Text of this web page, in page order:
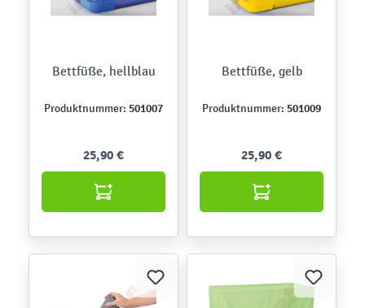
Bettfüße, hellblau
Produktnummer: 501007
25,90 €
Bettfüße, gelb
Produktnummer: 501009
25,90 €